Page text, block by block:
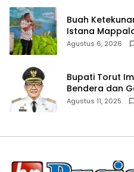
Buah
Istana
Paket
Agustus 6, 2026
Bupati Torut
Bendera dan
Agustus 11, 2025